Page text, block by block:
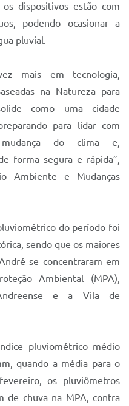
dispositivos estão com
podendo ocasionar a
pluvial.
mais em tecnologia,
na Natureza para
como uma cidade
para lidar com
do clima e,
forma segura e rápida”,
Ambiente e Mudanças
do período foi
sendo que os maiores
se concentraram em
Ambiental (MPA),
e a Vila de
pluviométrico médio
quando a média para o
os pluviômetros
de chuva na MPA, contra